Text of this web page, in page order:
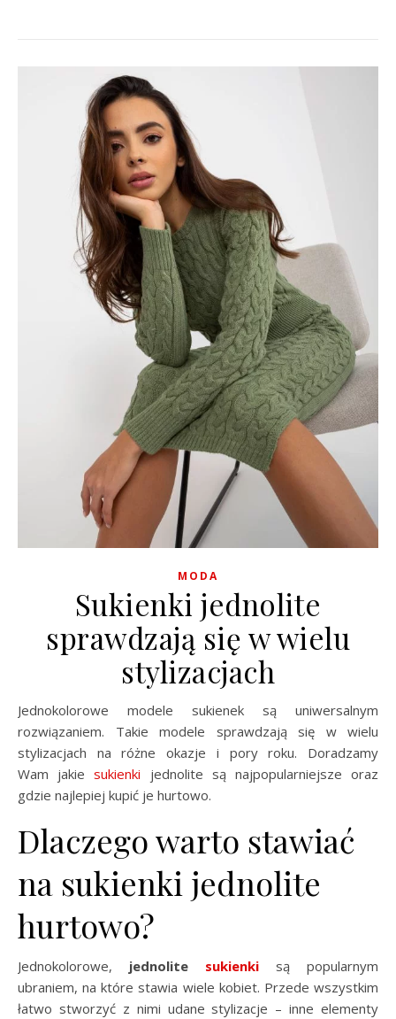
MODA
Sukienki jednolite
sprawdzają się w wielu
stylizacjach
Jednokolorowe modele sukienek są uniwersalnym
rozwiązaniem. Takie modele sprawdzają się w wielu
stylizacjach na różne okazje i pory roku. Doradzamy
Wam jakiesukienki jednolite są najpopularniejsze oraz
gdzie najlepiej kupić je hurtowo.
Dlaczego warto stawiać
na sukienki jednolite
hurtowo?
Jednokolorowe, jednolite sukienki są popularnym
ubraniem, na które stawia wiele kobiet. Przede wszystkim
łatwo stworzyć z nimi udane stylizacje – inne elementy